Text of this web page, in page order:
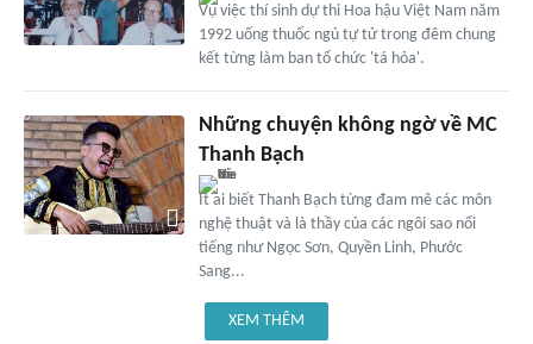
Vụ việc thí sinh dự thi Hoa hậu Việt Nam năm
1992 uống thuốc ngủ tự tử trong đêm chung
kết từng làm ban tổ chức 'tá hỏa'.
Những chuyện không ngờ về MC
Thanh Bạch
Ít ai biết Thanh Bạch từng đam mê các môn
nghệ thuật và là thầy của các ngôi sao nổi
tiếng như Ngọc Sơn, Quyền Linh, Phước
Sang...
XEM THÊM